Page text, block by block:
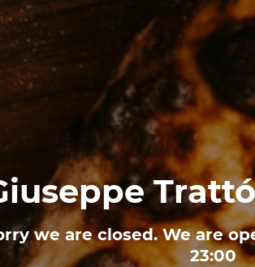
we are closed. We are
23:00